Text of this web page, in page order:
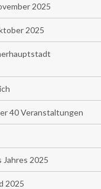
2025
2025
40 Veranstaltungen
2025
2025